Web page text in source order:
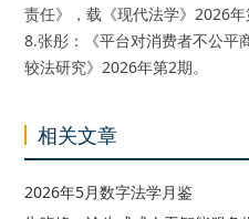
责任》，载《现代法学》2026年
8.张彤：《平台对消费者不公平
较法研究》2026年第2期。
相关文章
2026年5月数字法学月鉴